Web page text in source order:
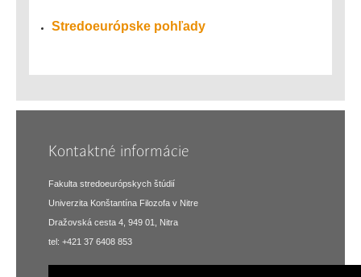
Stredoeurópske pohľady
Kontaktné informácie
Fakulta stredoeurópskych štúdií
Univerzita Konštantína Filozofa v Nitre
Dražovská cesta 4, 949 01, Nitra
tel: +421 37 6408 853